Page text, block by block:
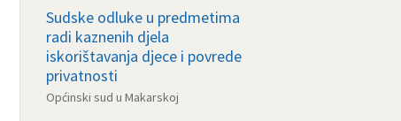
Sudske odluke u predmetima
radi kaznenih djela
iskorištavanja djece i povrede
privatnosti
Općinski sud u Makarskoj